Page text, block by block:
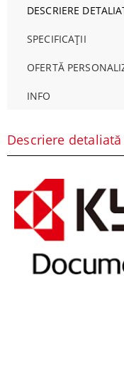
DESCRIERE
SPECIFICAȚII
OFERTĂ
INFO
Descriere detaliată